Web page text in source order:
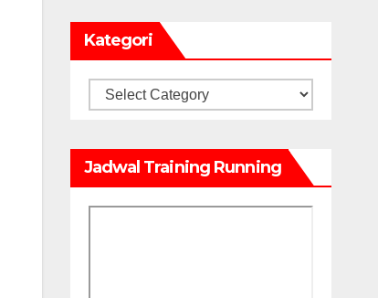
Kategori
Kategori
Jadwal Training Running